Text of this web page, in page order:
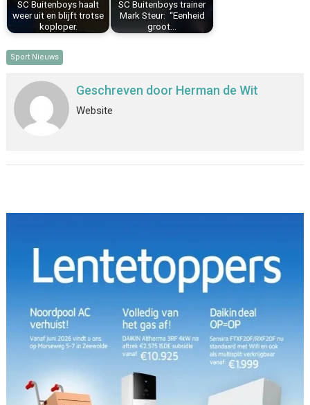
SC Buitenboys haalt
weer uit en blijft trotse
koploper.
SC Buitenboys trainer
Mark Steur: “Eenheid
groot…
Sport Nieuws
Geschreven door Herman de Wit
Website